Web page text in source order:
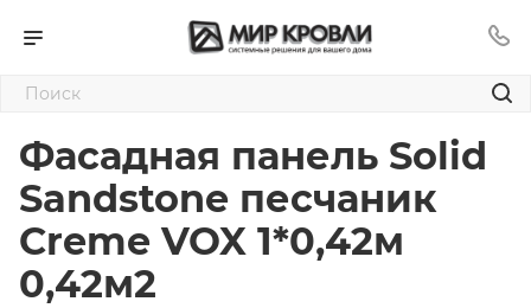
Фасадная панель Solid
Sandstone песчаник
Creme VOX 1*0,42м
0,42м2